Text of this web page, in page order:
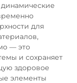
для
— это
и сохраняет
здоровое
элементы